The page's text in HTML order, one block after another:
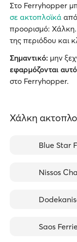
Στο Ferryhopper
σε ακτοπλοϊκά από
προορισμό:
της περιόδου και
Σημαντικό: μην
εφαρμόζονται
στο Ferryhopper.
Χάλκη
Blue Star
Nissos
Saos